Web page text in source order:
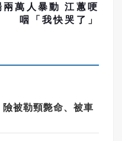
兩萬人暴動 江蕙哽
咽「我快哭了」
險被勒頸斃命、被車